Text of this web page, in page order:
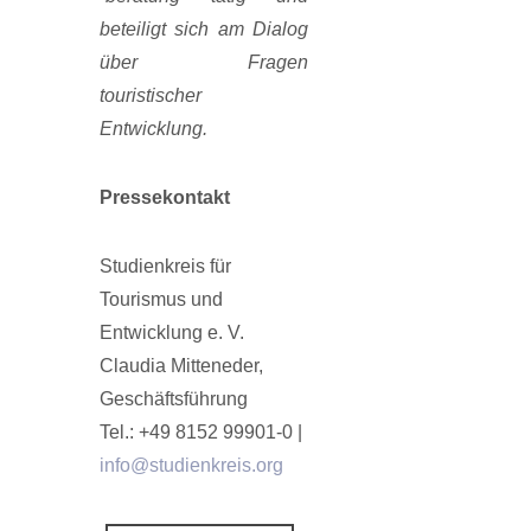
beteiligt sich am Dialog
über Fragen
touristischer
Entwicklung.
Pressekontakt
Studienkreis für
Tourismus und
Entwicklung e. V.
Claudia Mitteneder,
Geschäftsführung
Tel.: +49 8152 99901-0 |
info@studienkreis.org